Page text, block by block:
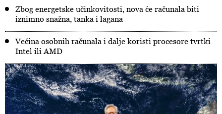
Zbog energetske učinkovitosti, nova će računala biti
iznimno snažna, tanka i lagana
Većina osobnih računala i dalje koristi procesore tvrtki
Intel ili AMD